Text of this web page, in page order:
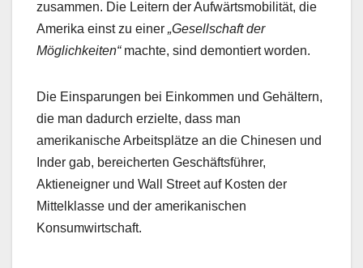
zusammen. Die Leitern der Aufwärtsmobilität, die
Amerika einst zu einer „Gesellschaft der
Möglichkeiten“machte, sind demontiert worden.
Die Einsparungen bei Einkommen und Gehältern,
die man dadurch erzielte, dass man
amerikanische Arbeitsplätze an die Chinesen und
Inder gab, bereicherten Geschäftsführer,
Aktieneigner und Wall Street auf Kosten der
Mittelklasse und der amerikanischen
Konsumwirtschaft.